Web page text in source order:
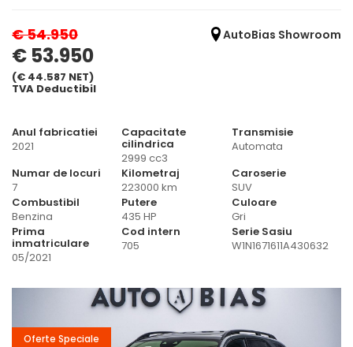
€ 54.950 AutoBias Showroom
€ 53.950
(€ 44.587 NET)
TVA Deductibil
Anul fabricatiei
2021
Capacitate
cilindrica
2999 cc3
Transmisie
Automata
Numar de locuri
7
Kilometraj
223000 km
Caroserie
SUV
Combustibil
Benzina
Putere
435 HP
Culoare
Gri
Prima
inmatriculare
05/2021
Cod intern
705
Serie Sasiu
W1N1671611A430632
Oferte Speciale